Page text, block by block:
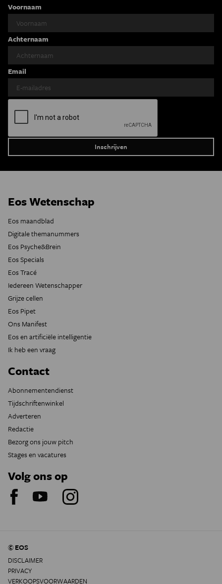
Voornaam
Achternaam
Email
Eos Wetenschap
Eos maandblad
Digitale themanummers
Eos Psyche&Brein
Eos Specials
Eos Tracé
Iedereen Wetenschapper
Grijze cellen
Eos Pipet
Ons Manifest
Eos en artificiële intelligentie
Ik heb een vraag
Contact
Abonnementendienst
Tijdschriftenwinkel
Adverteren
Redactie
Bezorg ons jouw pitch
Stages en vacatures
Volg ons op
© EOS
DISCLAIMER
PRIVACY
VERKOOPSVOORWAARDEN